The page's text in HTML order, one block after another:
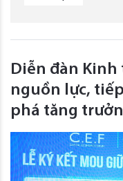
Diễn đàn Kinh
nguồn lực,
phá tăng